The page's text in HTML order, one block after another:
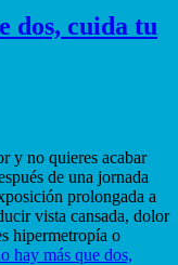
dos, cuida tu
y no quieres acabar
de una jornada
prolongada a
vista cansada, dolor
hipermetropía o
hay más que dos,